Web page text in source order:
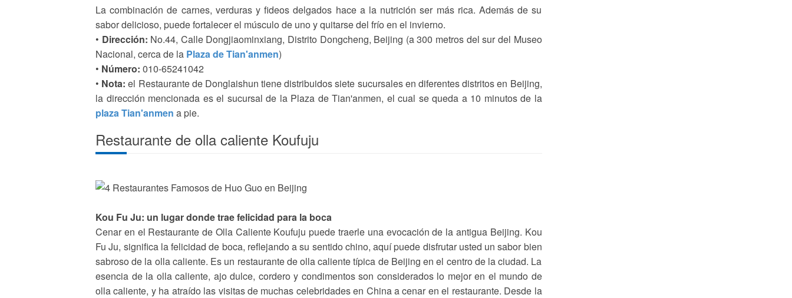
La combinación de carnes, verduras y fideos delgados hace a la nutrición ser más rica. Además de su
sabor delicioso, puede fortalecer el músculo de uno y quitarse del frío en el invierno.
• Dirección: No.44, Calle Dongjiaominxiang, Distrito Dongcheng, Beijing (a 300 metros del sur del Museo
Nacional, cerca de la Plaza de Tian'anmen)
• Número: 010-65241042
• Nota:el Restaurante de Donglaishun tiene distribuidos siete sucursales en diferentes distritos en Beijing,
la dirección mencionada es el sucursal de la Plaza de Tian'anmen, el cual se queda a 10 minutos de la
plaza Tian'anmen a pie.
Restaurante de olla caliente Koufuju
Kou Fu Ju: un lugar donde trae felicidad para la boca
Cenar en el Restaurante de Olla Caliente Koufuju puede traerle una evocación de la antigua Beijing. Kou
Fu Ju, significa la felicidad de boca, reflejando a su sentido chino, aquí puede disfrutar usted un sabor bien
sabroso de la olla caliente. Es un restaurante de olla caliente típica de Beijing en el centro de la ciudad. La
esencia de la olla caliente, ajo dulce, cordero y condimentos son considerados lo mejor en el mundo de
olla caliente, y ha atraído las visitas de muchas celebridades en China a cenar en el restaurante. Desde la